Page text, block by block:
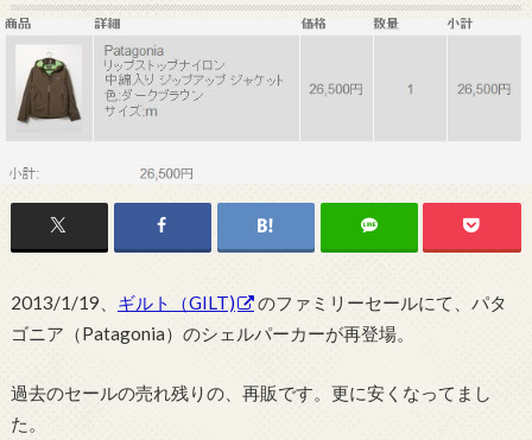
2013/1/19、 ギルト（GILT)
のファミリーセールにて、パタ
ゴニア（Patagonia）のシェルパーカーが再登場。
過去のセールの売れ残りの、再販です。更に安くなってまし
た。